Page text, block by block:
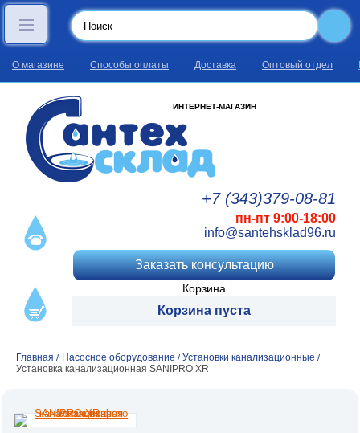
О магазине Способы оплаты Доставка Оптовый отдел
ИНТЕРНЕТ-МАГАЗИН
+7 (343)379-08-81
пн-пт 9:00-18:00
info@santehsklad96.ru
Заказать консультацию
Корзина
Корзина пуста
Главная / Насосное оборудование / Установки канализационные /
Установка канализационная SANIPRO XR